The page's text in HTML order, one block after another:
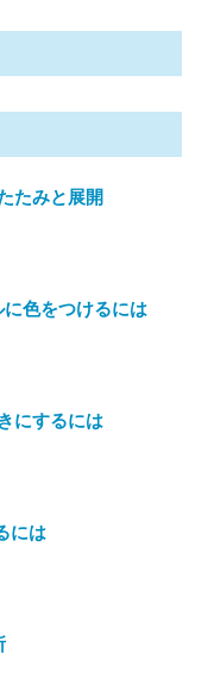
たみと展開
色をつけるには
にするには
には